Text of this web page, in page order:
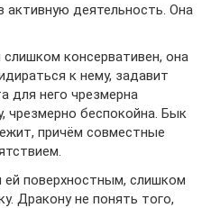
активную деятельность. Она
консервативен, она
к нему, задавит
для него чрезмерна
чрезмерно беспокойна. Бык
причём совместные
поверхностным, слишком
Дракону не понять того,